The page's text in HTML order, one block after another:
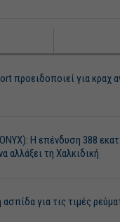
προειδοποιεί για κραχ
Η επένδυση 388
αλλάξει τη Χαλκιδική
ασπίδα για τις τιμές